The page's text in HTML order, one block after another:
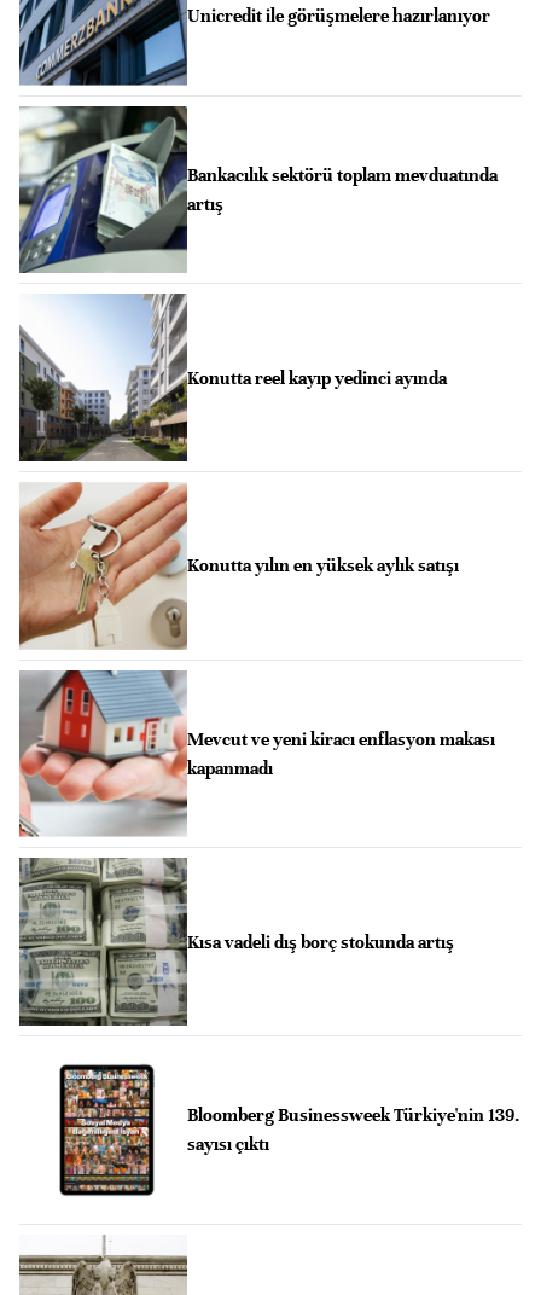
Unicredit ile görüşmelere hazırlanıyor
Bankacılık sektörü toplam mevduatında
artış
Konutta reel kayıp yedinci ayında
Konutta yılın en yüksek aylık satışı
Mevcut ve yeni kiracı enflasyon makası
kapanmadı
Kısa vadeli dış borç stokunda artış
Bloomberg Businessweek Türkiye'nin 139.
sayısı çıktı